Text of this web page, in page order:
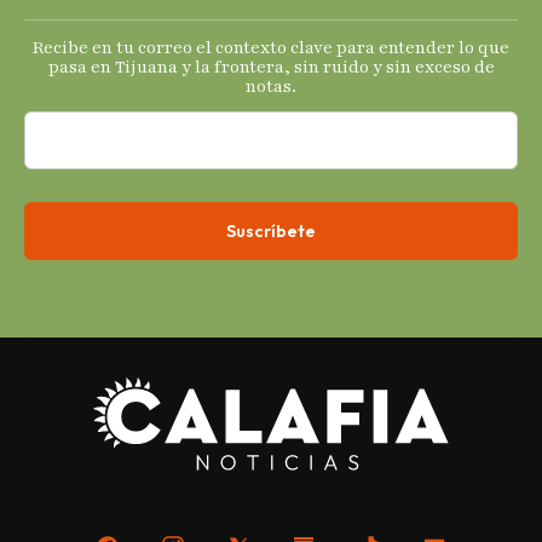
s
económicos.
Recibe en tu correo el contexto clave para entender lo que
pasa en Tijuana y la frontera, sin ruido y sin exceso de
notas.